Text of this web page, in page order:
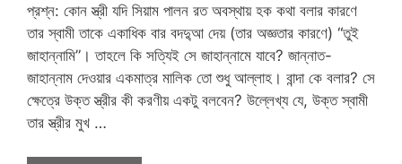
প্রশ্ন: কোন স্ত্রী যদি সিয়াম পালন রত অবস্থায় হক কথা বলার কারণে
তার স্বামী তাকে একাধিক বার বদদু্আ দেয় (তার অজ্ঞতার কারণে) “তুই
জাহান্নামি”। তাহলে কি সত্যিই সে জাহান্নামে যাবে? জান্নাত-
জাহান্নাম দেওয়ার একমাত্র মালিক তো শুধু আল্লাহ। বান্দা কে বলার? সে
ক্ষেত্রে উক্ত স্ত্রীর কী করণীয় একটু বলবেন? উল্লেখ্য যে, উক্ত স্বামী
তার স্ত্রীর মুখ …